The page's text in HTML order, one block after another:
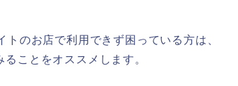
のお店で利用できず困っている方は、
ことをオススメします。